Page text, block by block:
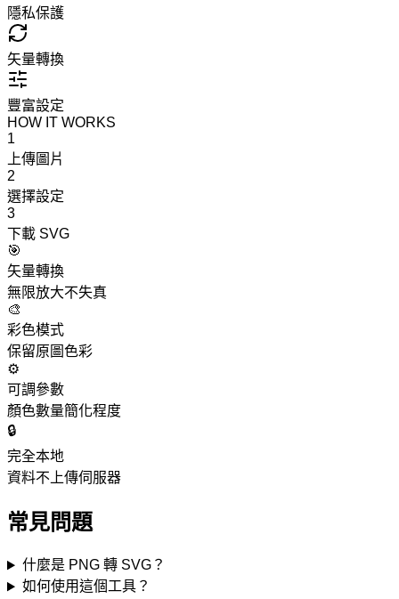
隱私保護
矢量轉換
豐富設定
HOW IT WORKS
1
上傳圖片
2
選擇設定
3
下載 SVG
🎯
矢量轉換
無限放大不失真
🎨
彩色模式
保留原圖色彩
⚙️
可調參數
顏色數量簡化程度
🔒
完全本地
資料不上傳伺服器
常見問題
什麼是 PNG 轉 SVG？
如何使用這個工具？